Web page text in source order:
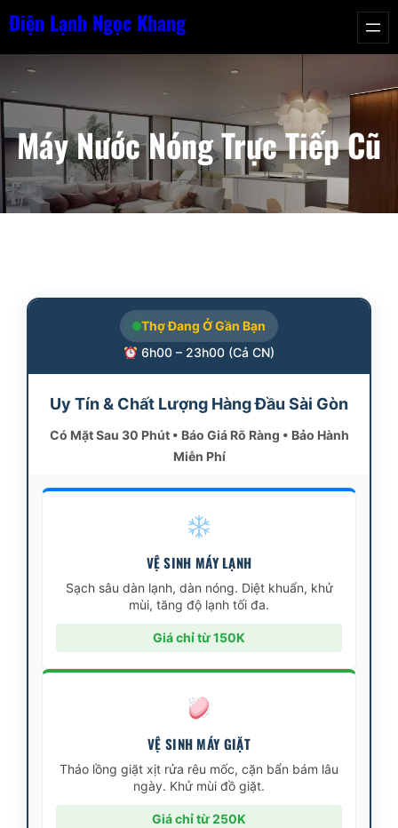
Chuyển
nội
Điện Lạnh Ngọc Khang
Máy Nước Nóng Trực Tiếp Cũ
Thợ Đang Ở Gần Bạn
6h00 – 23h00 (Cả CN)
Uy Tín & Chất Lượng Hàng Đầu Sài Gòn
Có Mặt Sau 30 Phút • Báo Giá Rõ Ràng • Bảo Hành
Miễn Phí
VỆ SINH MÁY LẠNH
Sạch sâu dàn lạnh, dàn nóng. Diệt khuẩn, khử
mùi, tăng độ lạnh tối đa.
Giá chỉ từ 150K
VỆ SINH MÁY GIẶT
Tháo lồng giặt xịt rửa rêu mốc, cặn bẩn bám lâu
ngày. Khử mùi đồ giặt.
Giá chỉ từ 250K